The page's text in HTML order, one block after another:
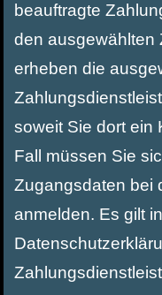
beauftragte
den ausgewählten
erheben die
soweit Sie dort ein
Fall müssen Sie
Zugangsdaten bei
anmelden. Es gilt